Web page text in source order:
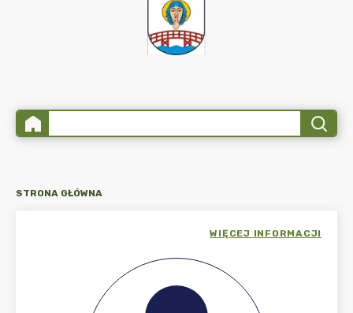
STRONA GŁÓWNA
WIĘCEJ INFORMACJI